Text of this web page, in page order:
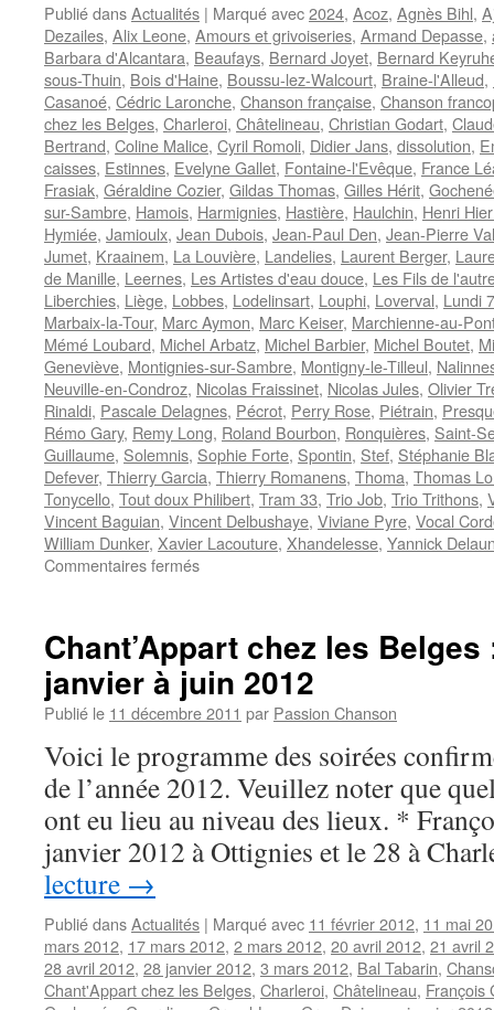
Publié dansActualités | Marqué avec2024, Acoz, Agnès Bihl,
Dezailes, Alix Leone, Amours et grivoiseries, Armand Depasse,
Barbara d'Alcantara, Beaufays, Bernard Joyet, Bernard
sous-Thuin, Bois d'Haine, Boussu-lez-Walcourt, Braine-l'Alleud,
Casanoé, Cédric Laronche, Chanson française, Chanson
chez les Belges, Charleroi, Châtelineau, Christian Godart,
Bertrand, Coline Malice, Cyril Romoli, Didier Jans, dissolution,
caisses, Estinnes, Evelyne Gallet, Fontaine-l'Evêque, France
Frasiak, Géraldine Cozier, Gildas Thomas, Gilles Hérit,
sur-Sambre, Hamois, Harmignies, Hastière, Haulchin, Henri
Hymiée, Jamioulx, Jean Dubois, Jean-Paul Den, Jean-Pierre
Jumet, Kraainem, La Louvière, Landelies, Laurent Berger,
de Manille, Leernes, Les Artistes d'eau douce, Les Fils de
Liberchies, Liège, Lobbes, Lodelinsart, Louphi, Loverval, Lundi
Marbaix-la-Tour, Marc Aymon, Marc Keiser, Marchienne-au-
Mémé Loubard, Michel Arbatz, Michel Barbier, Michel Boutet,
Geneviève, Montignies-sur-Sambre, Montigny-le-Tilleul,
Neuville-en-Condroz, Nicolas Fraissinet, Nicolas Jules, Olivier
Rinaldi, Pascale Delagnes, Pécrot, Perry Rose, Piétrain,
Rémo Gary, Remy Long, Roland Bourbon, Ronquières, Saint-
Guillaume, Solemnis, Sophie Forte, Spontin, Stef, Stéphanie
Defever, Thierry Garcia, Thierry Romanens, Thoma, Thomas
Tonycello, Tout doux Philibert, Tram 33, Trio Job, Trio Trithons,
Vincent Baguian, Vincent Delbushaye, Viviane Pyre, Vocal
William Dunker, Xavier Lacouture, Xhandelesse, Yannick
Commentaires ferméssur
Belges »
:
c’est
fini
Chant’Appart chez les
janvier à juin 2012
Publié le 11 décembre 2011 par Passion Chanson
Voici le programme des soirées
de l’année 2012. Veuillez noter que
ont eu lieu au niveau des lieux. *
janvier 2012 à Ottignies et le 28 à
lecture →
Publié dansActualités | Marqué avec 11 février 2012, 11 mai
mars 2012, 17 mars 2012, 2 mars 2012, 20 avril 2012, 21 avril
28 avril 2012, 28 janvier 2012, 3 mars 2012, Bal Tabarin,
Chant'Appart chez les Belges, Charleroi, Châtelineau, François